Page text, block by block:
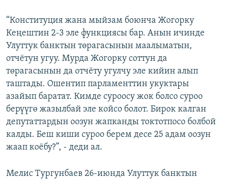
“Конституция жана мыйзам боюнча Жогорку
Кеңештин 2-3 эле функциясы бар. Анын ичинде
Улуттук банктын төрагасынын маалыматын,
отчётун угуу. Мурда Жогорку соттун да
төрагасынын да отчёту угулчу эле кийин алып
таштады. Ошентип парламенттин укуктары
азайып баратат. Кимде суроосу жок болсо суроо
берүүгө жазылбай эле койсо болот. Бирок калган
депутаттардын оозун жапканды токтотпосо болбой
калды. Беш киши суроо берем десе 25 адам оозун
жаап коёбу?”, - деди ал.
Мелис Тургунбаев 26-июнда Улуттук банктын